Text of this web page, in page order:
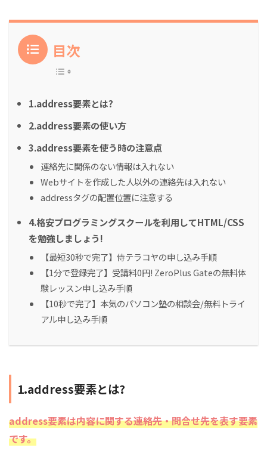
目次
1.address要素とは?
2.address要素の使い方
3.address要素を使う時の注意点
連絡先に関係のない情報は入れない
Webサイトを作成した人以外の連絡先は入れない
addressタグの配置位置に注意する
4.格安プログラミングスクールを利用してHTML/CSS
を勉強しましょう!
【最短30秒で完了】侍テラコヤの申し込み手順
【1分で登録完了】受講料0円! ZeroPlus Gateの無料体
験レッスン申し込み手順
【10秒で完了】本気のパソコン塾の相談会/無料トライ
アル申し込み手順
1.address要素とは?
address要素は内容に関する連絡先・問合せ先を表す要素
です。